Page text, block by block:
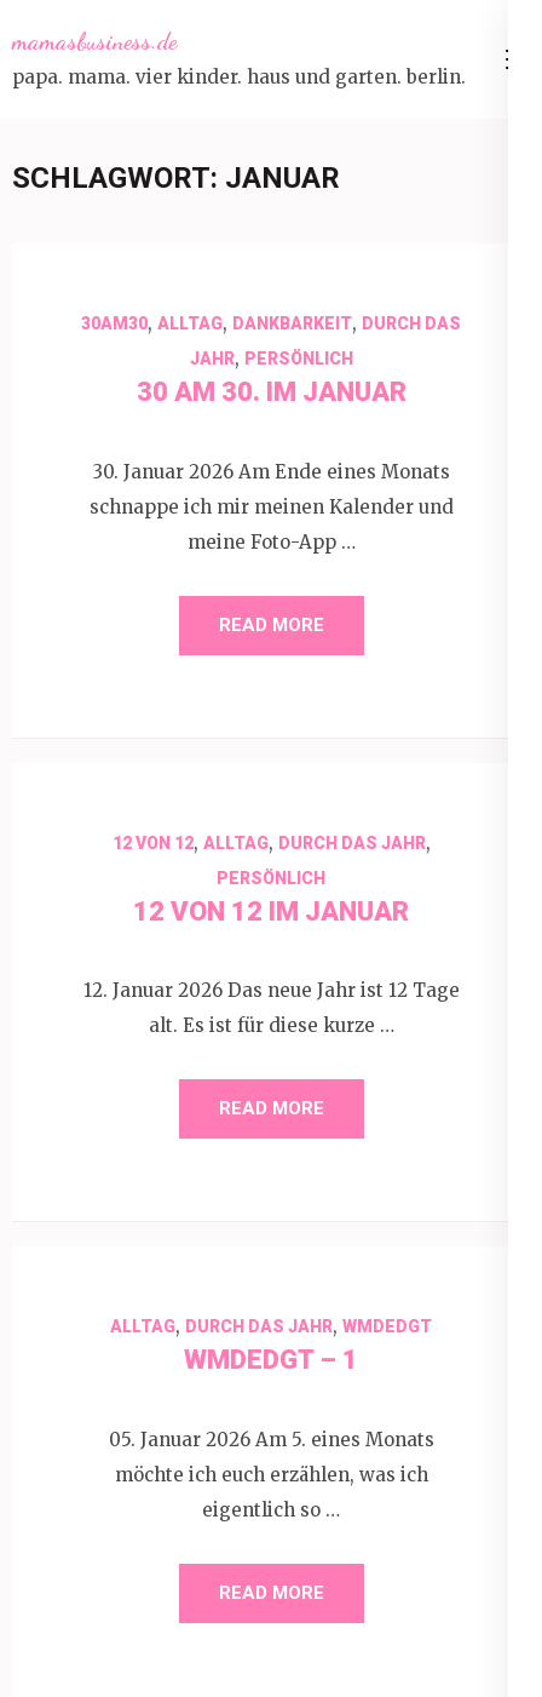
to
content
mamasbusiness.de
papa. mama. vier kinder. haus und garten. berlin.
SCHLAGWORT: JANUAR
30AM30, ALLTAG, DANKBARKEIT, DURCH DAS
JAHR, PERSÖNLICH
30 AM 30. IM JANUAR
30. Januar 2026 Am Ende eines Monats
schnappe ich mir meinen Kalender und
meine Foto-App …
READ MORE
12 VON 12, ALLTAG, DURCH DAS JAHR,
PERSÖNLICH
12 VON 12 IM JANUAR
12. Januar 2026 Das neue Jahr ist 12 Tage
alt. Es ist für diese kurze …
READ MORE
ALLTAG, DURCH DAS JAHR, WMDEDGT
WMDEDGT – 1
05. Januar 2026 Am 5. eines Monats
möchte ich euch erzählen, was ich
eigentlich so …
READ MORE